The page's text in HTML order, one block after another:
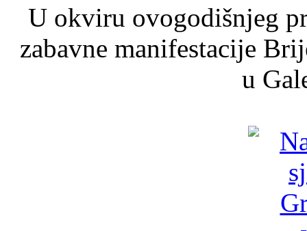
U okviru ovogodišnjeg
zabavne manifestacije
u